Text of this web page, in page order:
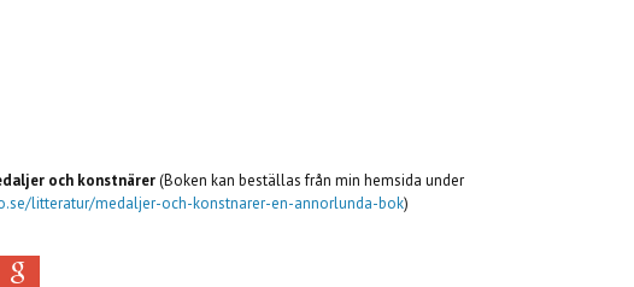
och konstnärer(Boken kan beställas från min hemsida under
litteratur/medaljer-och-konstnarer-en-annorlunda-bok)